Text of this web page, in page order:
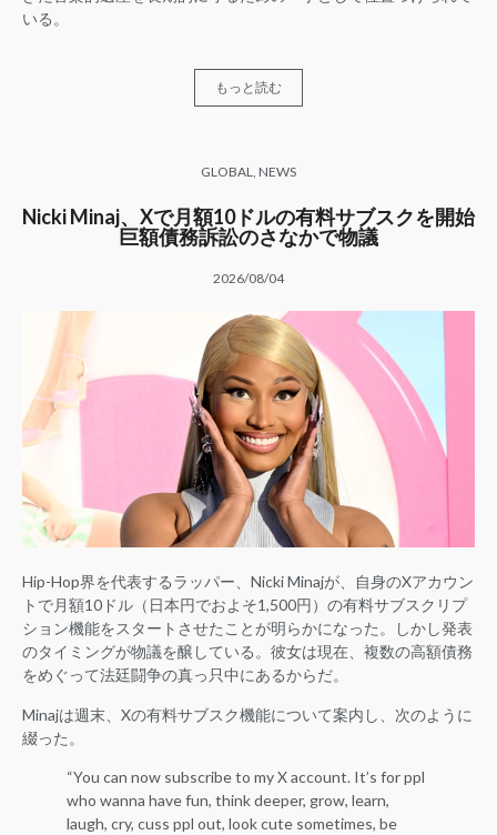
いる。
もっと読む
GLOBAL NEWS
Nicki Minaj、Xで月額10ドルの有料サブスクを開始
巨額債務訴訟のさなかで物議
2026/08/04
Hip-Hop界を代表するラッパー、Nicki Minajが、自身のXアカウン
トで月額10ドル（日本円でおよそ1,500円）の有料サブスクリプ
ション機能をスタートさせたことが明らかになった。しかし発表
のタイミングが物議を醸している。彼女は現在、複数の高額債務
をめぐって法廷闘争の真っ只中にあるからだ。
Minajは週末、Xの有料サブスク機能について案内し、次のように
綴った。
“You can now subscribe to my X account. It’s for ppl
who wanna have fun, think deeper, grow, learn,
laugh, cry, cuss ppl out, look cute sometimes, be